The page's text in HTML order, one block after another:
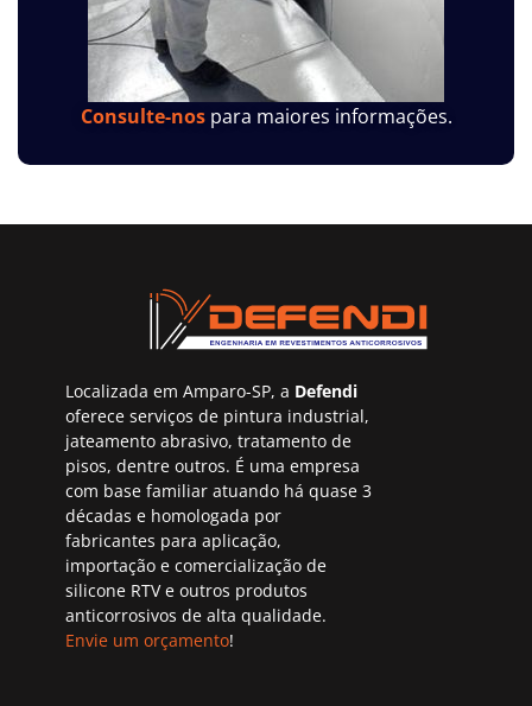
Consulte-nospara maiores informações.
Localizada em Amparo-SP, a Defendi
oferece serviços de pintura industrial,
jateamento abrasivo, tratamento de
pisos, dentre outros. É uma empresa
com base familiar atuando há quase 3
décadas e homologada por
fabricantes para aplicação,
importação e comercialização de
silicone RTV e outros produtos
anticorrosivos de alta qualidade.
Envie um orçamento!